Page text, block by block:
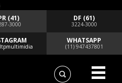
(41)
3000
DF (61)
3224-3000
WHATSAPP
(11) 947437801